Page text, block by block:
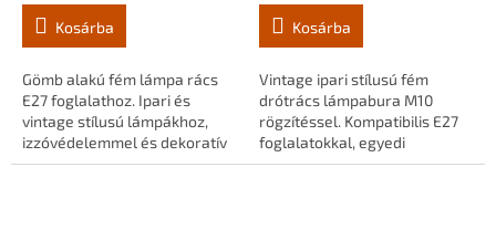
Kosárba
Gömb alakú fém lámpa rács
E27 foglalathoz. Ipari és
vintage stílusú lámpákhoz,
izzóvédelemmel és dekoratív
megjelenéssel. Könnyen
Kosárba
Vintage ipari stílusú fém
drótrács lámpabura M10
rögzítéssel. Kompatibilis E27
foglalatokkal, egyedi
lámpaépítéshez,